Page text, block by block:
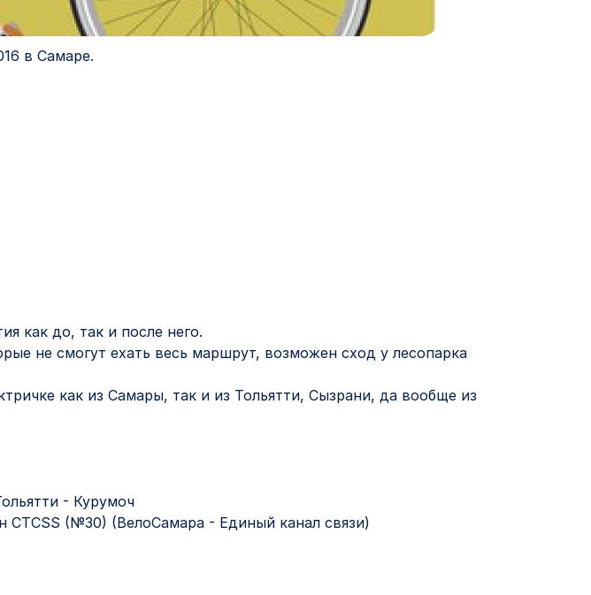
в Самаре.
как до, так и после него.
не смогут ехать весь маршрут, возможен сход у лесопарка
как из Самары, так и из Тольятти, Сызрани, да вообще из
- Курумоч
CTCSS (№30) (ВелоСамара - Единый канал связи)